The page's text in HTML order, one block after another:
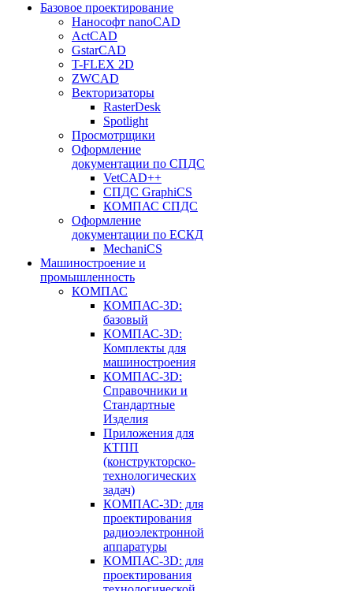
Базовое проектирование
Нанософт nanoCAD
ActCAD
GstarCAD
T-FLEX 2D
ZWCAD
Векторизаторы
RasterDesk
Spotlight
Просмотрщики
Оформление
документации по СПДС
VetCAD++
СПДС GraphiCS
КОМПАС СПДС
Оформление
документации по ЕСКД
MechaniCS
Машиностроение и
промышленность
КОМПАС
КОМПАС-3D:
базовый
КОМПАС-3D:
Комплекты для
машиностроения
КОМПАС-3D:
Справочники и
Стандартные
Изделия
Приложения для
КТПП
(конструкторско-
технологических
задач)
КОМПАС-3D: для
проектирования
радиоэлектронной
аппаратуры
КОМПАС-3D: для
проектирования